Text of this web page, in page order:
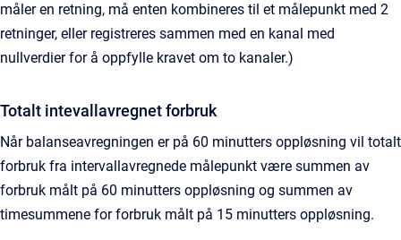
måler en retning, må enten kombineres til et målepunkt med 2
retninger, eller registreres sammen med en kanal med
nullverdier for å oppfylle kravet om to kanaler.)
Totalt intevallavregnet forbruk
Når balanseavregningen er på 60 minutters oppløsning vil totalt
forbruk fra intervallavregnede målepunkt være summen av
forbruk målt på 60 minutters oppløsning og summen av
timesummene for forbruk målt på 15 minutters oppløsning.